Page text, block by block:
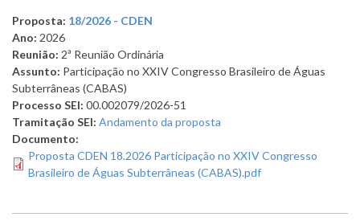
Proposta: 18/2026 - CDEN
Ano: 2026
Reunião: 2ª Reunião Ordinária
Assunto: Participação no XXIV Congresso Brasileiro de Águas
Subterrâneas (CABAS)
Processo SEI: 00.002079/2026-51
Tramitação SEI: Andamento da proposta
Documento:
Proposta CDEN 18.2026 Participação no XXIV Congresso
Brasileiro de Águas Subterrâneas (CABAS).pdf